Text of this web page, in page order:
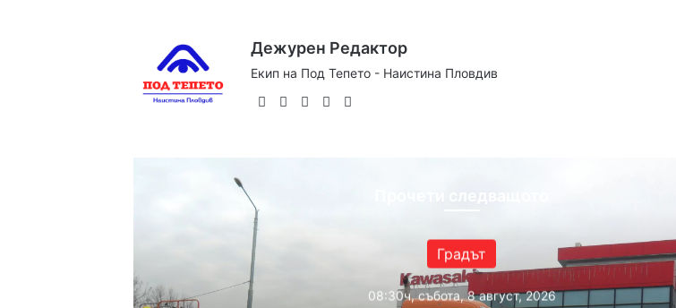
Дежурен Редактор
Екип на Под Тепето - Наистина Пловдив
WebsiteFacebook
X YouTube
Градът
08:30ч, събота, 8 август, 2026